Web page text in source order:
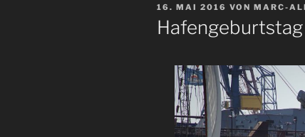
VERÖFFENTLICHT
AM
16. MAI 2016 VON MARC-